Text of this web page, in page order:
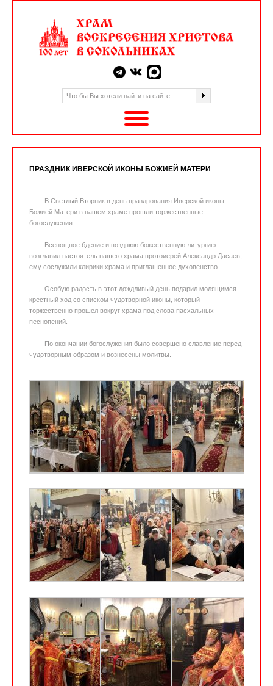
ПРАЗДНИК ИВЕРСКОЙ ИКОНЫ БОЖИЕЙ МАТЕРИ
В Светлый Вторник в день празднования Иверской иконы
Божией Матери в нашем храме прошли торжественные
богослужения.
Всенощное бдение и позднюю божественную литургию
возглавил настоятель нашего храма протоиерей Александр Дасаев,
ему сослужили клирики храма и приглашенное духовенство.
Особую радость в этот дождливый день подарил молящимся
крестный ход со списком чудотворной иконы, который
торжественно прошел вокруг храма под слова пасхальных
песнопений.
По окончании богослужения было совершено славление перед
чудотворным образом и вознесены молитвы.